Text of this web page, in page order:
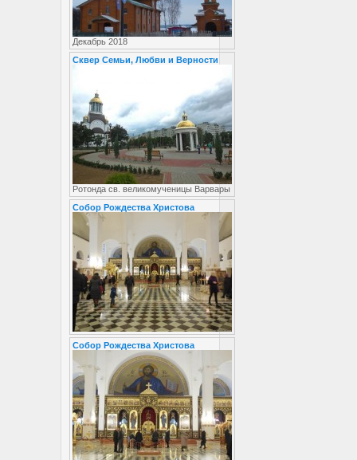
Декабрь 2018
Сквер Семьи, Любви и Верности
Ротонда св. великомученицы Варвары
Собор Рождества Христова
Собор Рождества Христова